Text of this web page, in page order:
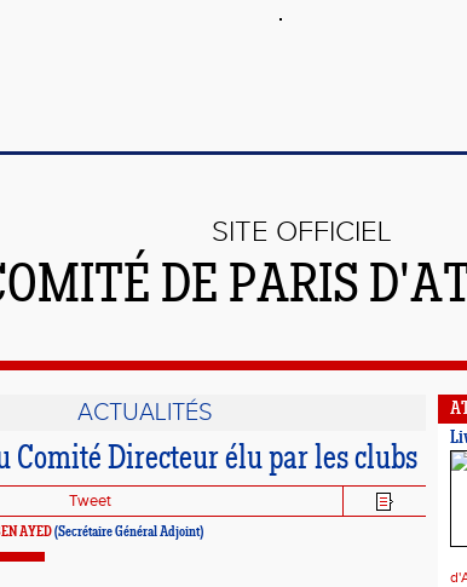
SITE OFFICIEL
DE PARIS
ACTUALITÉS
Comité Directeur élu par les clubs
Tweet
AYED(Secrétaire Général Adjoint)